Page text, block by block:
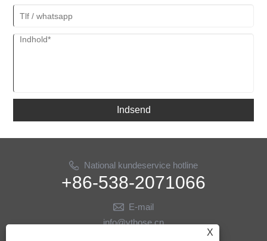
Indsend
National kundeservice hotline
+86-538-2071066
E-mail
info@ythose.cn
X